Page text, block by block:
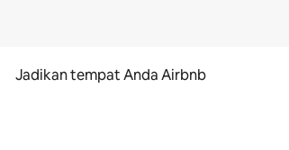
Jadikan tempat Anda Airbnb